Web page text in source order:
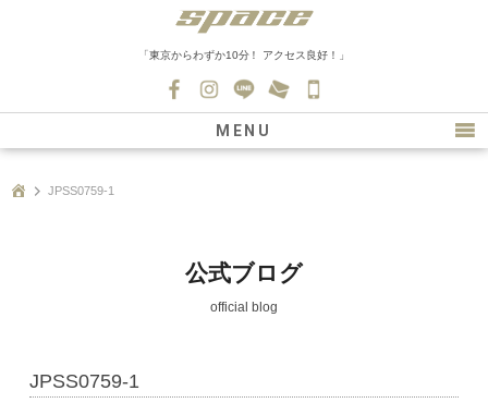
「東京からわずか10分！ アクセス良好！」
0139
MENU
新車情報
在庫車情報
JPSS0759-1
公式ブログ
official blog
JPSS0759-1